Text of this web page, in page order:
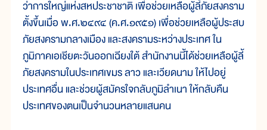
ว่าการใหญ่แห่งสหประชาชาติ เพื่อช่วยเหลือผู้ลี้ภัยสงคราม
ตั้งขึ้นเมื่อ พ.ศ.๒๔๙๔ (ค.ศ.๑๙๕๑) เพื่อช่วยเหลือผู้ประสบ
ภัยสงครามกลางเมือง และสงครามระหว่างประเทศ ใน
ภูมิภาคเอเชียตะวันออกเฉียงใต้ สำนักงานนี้ได้ช่วยเหลือผู้ลี้
ภัยสงครามในประเทศเขมร ลาว และเวียดนาม ให้ไปอยู่
ประเทศอื่น และช่วยผู้สมัครใจกลับภูมิลำเนา ให้กลับคืน
ประเทศของตนเป็นจำนวนหลายแสนคน